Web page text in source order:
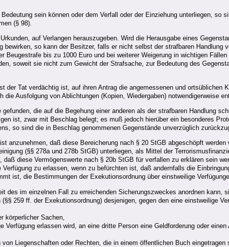
sein können oder dem Verfall oder der Einziehung unterliegen, so
(§ 98).
auf Verlangen herauszugeben. Wird die Herausgabe eines
so kann der Besitzer, falls er nicht selbst der strafbaren Handlung
bis zu 1000 Euro und bei weiterer Weigerung in wichtigen
soweit sie nicht zum Gewicht der Strafsache, zur Bedeutung des
Tat verdächtig ist, auf ihren Antrag die angemessenen und ortsüblichen
Ausfolgung von Ablichtungen (Kopien, Wiedergaben) notwendigerweise
die auf die Begehung einer anderen als der strafbaren Handlung
ist, zwar mit Beschlag belegt; es muß jedoch hierüber ein besonderes
so sind die in Beschlag genommenen Gegenstände unverzüglich
anzunehmen, daß diese Bereicherung nach § 20 StGB abgeschöpft
(§§ 278a und 278b StGB) unterliegen, als Mittel der
diese Vermögenswerte nach § 20b StGB für verfallen zu erklären sein
zu erlassen, wenn zu befürchten ist, daß andernfalls die
ist, die Bestimmungen der Exekutionsordnung über einstweilige
des im einzelnen Fall zu erreichenden Sicherungszweckes anordnen kann,
259 ff. der Exekutionsordnung) desjenigen, gegen den eine einstweilige
körperlicher Sachen,
erlassen wird, an eine dritte Person eine Geldforderung oder
Liegenschaften oder Rechten, die in einem öffentlichen Buch eingetragen